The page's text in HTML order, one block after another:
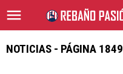
NOTICIAS - PÁGINA 1849